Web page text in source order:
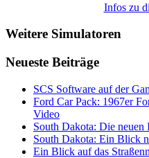
Infos zu
Weitere Simulatoren
Neueste Beiträge
SCS Software auf der
Ford Car Pack: 1967er
Video
South Dakota: Die
South Dakota: Ein Blick
Ein Blick auf das